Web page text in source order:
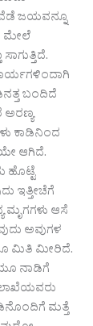
ಜಯವನ್ನೂ
ಮೇಲೆ
ಬಂದಿದೆ
ಅರಣ್ಯ
ಕಾಡಿನಿಂದ
ಆಗಿದೆ.
ಹೊಟ್ಟೆ
ಇತ್ತೀಚೆಗೆ
ಮೃಗಗಳು ಆಸೆ
ಅವುಗಳ
ಮಿತಿ ಮೀರಿದೆ.
ನಾಡಿಗೆ
ಮತ್ತೆ